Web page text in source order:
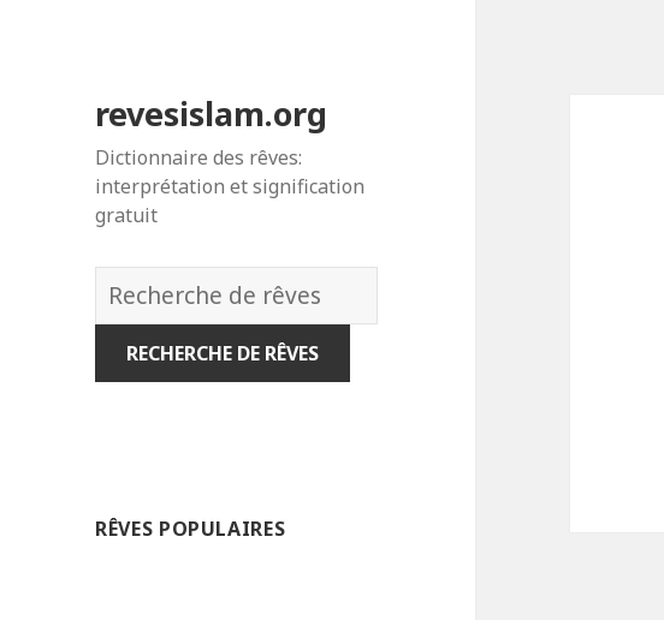
revesislam.org
Dictionnaire des rêves:
interprétation et signification
gratuit
Dictionnaire
des
rêves:
RÊVES POPULAIRES